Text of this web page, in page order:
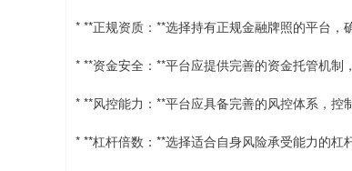
* **正规资质：**选择持有正规金融牌照的平台，
* **资金安全：**平台应提供完善的资金托管机制
* **风控能力：**平台应具备完善的风控体系，控
* **杠杆倍数：**选择适合自身风险承受能力的杠